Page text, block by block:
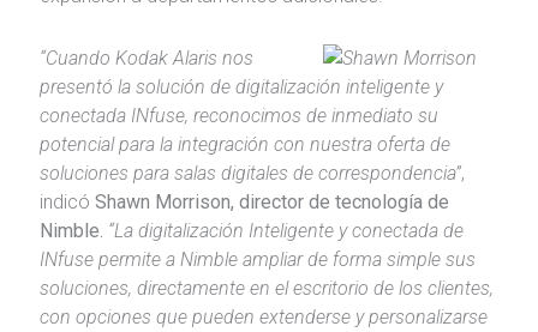
“Cuando Kodak Alaris nos
presentó la solución de digitalización inteligente y
conectada INfuse, reconocimos de inmediato su
potencial para la integración con nuestra oferta de
soluciones para salas digitales de correspondencia”,
indicó Shawn Morrison, director de tecnología de
Nimble. “La digitalización Inteligente y conectada de
INfuse permite a Nimble ampliar de forma simple sus
soluciones, directamente en el escritorio de los clientes,
con opciones que pueden extenderse y personalizarse